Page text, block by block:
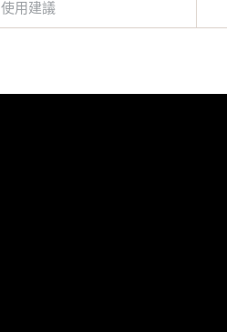
使用建議